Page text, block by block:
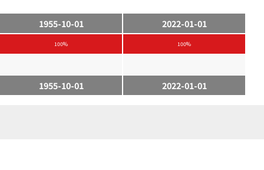
1955-10-01 2022-01-01
100% 100%
1955-10-01 2022-01-01